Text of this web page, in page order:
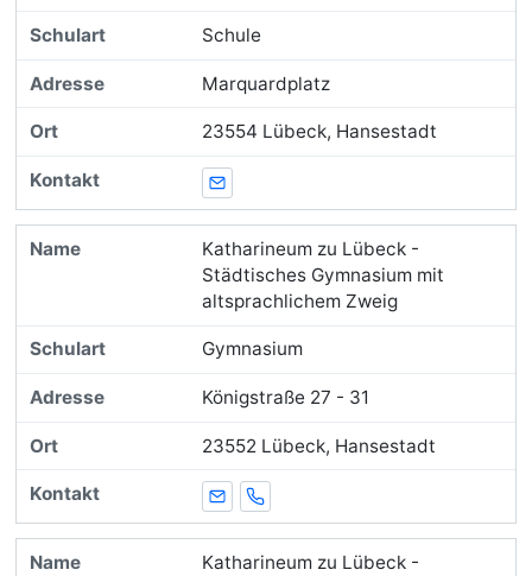
Schule
Marquardplatz
23554 Lübeck, Hansestadt
E-Mail
Katharineum zu Lübeck -
Städtisches Gymnasium mit
altsprachlichem Zweig
Gymnasium
Königstraße 27 - 31
23552 Lübeck, Hansestadt
E-MailTelefon
Katharineum zu Lübeck -